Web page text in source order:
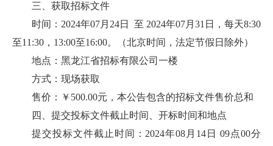
三、获取招标文件
时间：2024年07月24日 至 2024年07月31日，每天8:30
至11:30，13:00至16:00。（北京时间，法定节假日除外）
地点：黑龙江省招标有限公司一楼
方式：现场获取
售价：￥500.00元，本公告包含的招标文件售价总和
四、提交投标文件截止时间、开标时间和地点
提交投标文件截止时间：2024年08月14日 09点00分